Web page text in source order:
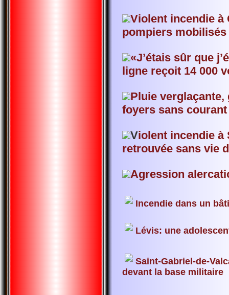
Violent incendie à
pompiers mobilisés
«J’étais sûr que
ligne reçoit 14 000
Pluie verglaçante,
foyers sans
Violent incendie à
retrouvée sans vie
Agression
Incendie dans un
Lévis: une
Saint-Gabriel-de-
devant la base militaire